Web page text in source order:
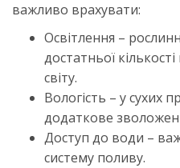
важливо врахувати:
Освітлення –
достатньої
світу.
Вологість – у сухих
додаткове
Доступ до води –
систему поливу.